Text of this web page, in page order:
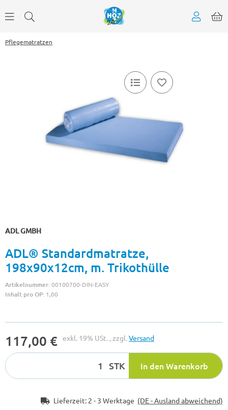
Pflegematratzen
ADL GMBH
ADL® Standardmatratze,
198x90x12cm, m. Trikothülle
Artikelnummer:00100700-DIN-EASY
Inhalt pro OP: 1,00
117,00 € exkl. 19% USt. , zzgl.Versand
STK In den Warenkorb
Lieferzeit: 2 - 3 Werktage (DE - Ausland abweichend)